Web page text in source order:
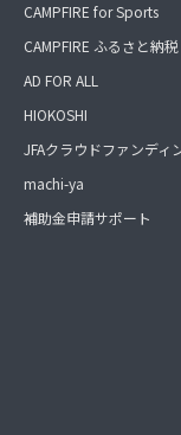
CAMPFIRE for Sports
CAMPFIRE ふるさと納税
AD FOR ALL
HIOKOSHI
JFAクラウドファンディ
machi-ya
補助金申請サポート